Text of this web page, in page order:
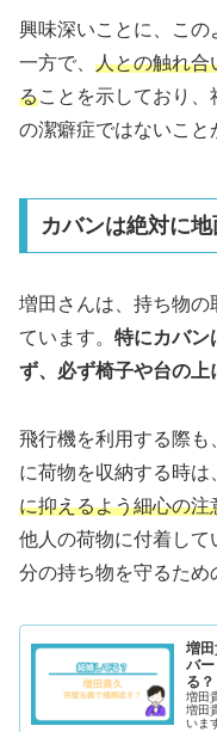
興味深いことに、この
一方で、 人との触れ合
ることを示しており
の潔癖症ではないこと
カバンは絶対に
増田さんは、持ち物の
ています。 特にカバン
ず、必ず椅子や台の上
飛行機を利用する際も
に荷物を収納する時は
に抑えるよう細心の注
他人の荷物に付着して
分の持ち物を守るため
増
バ
る？
増田
増田
いま